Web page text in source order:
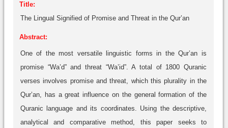
Title:
The Lingual Signified of Promise and Threat in the Qur’an
Abstract:
One of the most versatile linguistic forms in the Qur’an is
promise “Wa’d” and threat “Wa’id”. A total of 1800 Quranic
verses involves promise and threat, which this plurality in the
Qur’an, has a great influence on the general formation of the
Quranic language and its coordinates. Using the descriptive,
analytical and comparative method, this paper seeks to